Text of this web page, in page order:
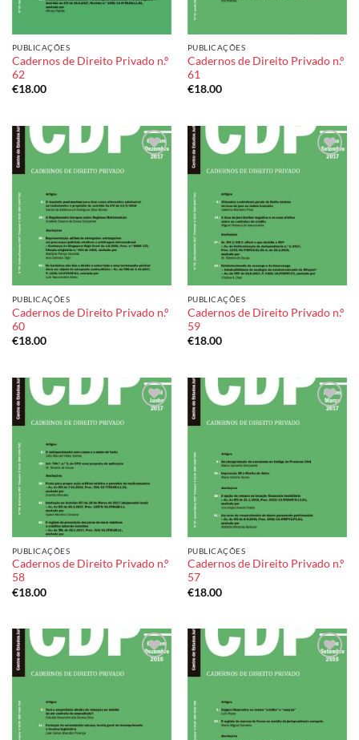
PUBLICAÇÕES
Cadernos de Direito Privado n.º
62
€18.00
PUBLICAÇÕES
Cadernos de Direito Privado n.º
61
€18.00
PUBLICAÇÕES
Cadernos de Direito Privado n.º
60
€18.00
PUBLICAÇÕES
Cadernos de Direito Privado n.º
59
€18.00
PUBLICAÇÕES
Cadernos de Direito Privado n.º
58
€18.00
PUBLICAÇÕES
Cadernos de Direito Privado n.º
57
€18.00